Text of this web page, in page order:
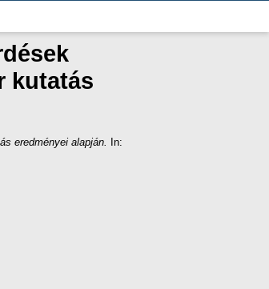
kutatás
eredményei alapján.
In: